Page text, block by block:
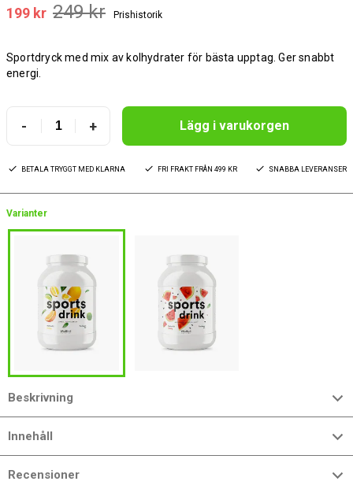
199 kr 249 kr Prishistorik
Sportdryck med mix av kolhydrater för bästa upptag. Ger snabbt
energi.
- + Lägg i varukorgen
BETALA TRYGGT MED KLARNA FRI FRAKT FRÅN 499 KR SNABBA LEVERANSER
Varianter
Beskrivning
Innehåll
Recensioner